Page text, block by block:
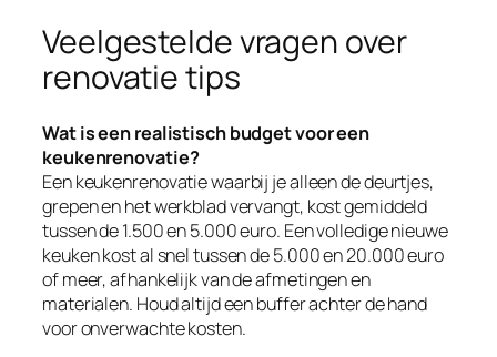
Veelgestelde vragen over
renovatie tips
Wat is een realistisch budget voor een
keukenrenovatie?
Een keukenrenovatie waarbij je alleen de deurtjes,
grepen en het werkblad vervangt, kost gemiddeld
tussen de 1.500 en 5.000 euro. Een volledige nieuwe
keuken kost al snel tussen de 5.000 en 20.000 euro
of meer, afhankelijk van de afmetingen en
materialen. Houd altijd een buffer achter de hand
voor onverwachte kosten.